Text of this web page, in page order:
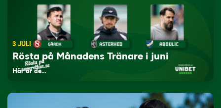
3 JULI
Rösta på Månadens Tränare i juni
Här är de…